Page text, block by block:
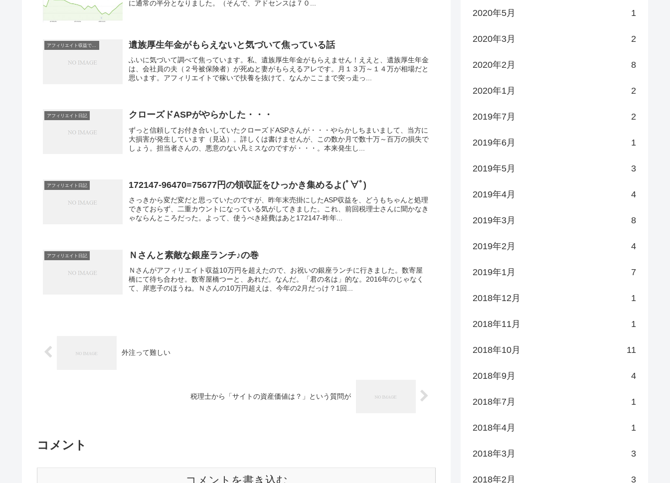
に通常の半分となりました。（そんで、アドセンスは７０...
アフィリエイト収益で扶養外に！？ 遺族厚生年金がもらえないと気づいて焦っている話
ふいに気づいて調べて焦っています。私、遺族厚生年金がもらえません！ええと、遺族厚生年金
は、会社員の夫（２号被保険者）が死ぬと妻がもらえるアレです。月１３万～１４万が相場だと
思います。アフィリエイトで稼いで扶養を抜けて、なんかここまで突っ走っ...
アフィリエイト日記 クローズドASPがやらかした・・・
ずっと信頼してお付き合いしていたクローズドASPさんが・・・やらかしちまいまして、当方に
大損害が発生しています（見込）。詳しくは書けませんが、この数か月で数十万～百万の損失で
しょう。担当者さんの、悪意のない凡ミスなのですが・・・。本来発生し...
アフィリエイト日記 172147-96470=75677円の領収証をひっかき集めるよ(ﾟ∀ﾟ)
さっきから変だ変だと思っていたのですが、昨年末売掛にしたASP収益を、どうもちゃんと処理
できておらず、二重カウントになっている気がしてきました。これ、前回税理士さんに聞かなき
ゃならんところだった。よって、使うべき経費はあと172147-昨年...
アフィリエイト日記 Ｎさんと素敵な銀座ランチ♪の巻
Ｎさんがアフィリエイト収益10万円を超えたので、お祝いの銀座ランチに行きました。数寄屋
橋にて待ち合わせ。数寄屋橋つーと、あれだ。なんだ。「君の名は」的な。2016年のじゃなく
て、岸恵子のほうね。Ｎさんの10万円超えは、今年の2月だっけ？1回...
外注って難しい
税理士から「サイトの資産価値は？」という質問が
コメント
コメントを書き込む
2020年5月 1
2020年3月 2
2020年2月 8
2020年1月 2
2019年7月 2
2019年6月 1
2019年5月 3
2019年4月 4
2019年3月 8
2019年2月 4
2019年1月 7
2018年12月 1
2018年11月 1
2018年10月 11
2018年9月 4
2018年7月 1
2018年4月 1
2018年3月 3
2018年2月 3